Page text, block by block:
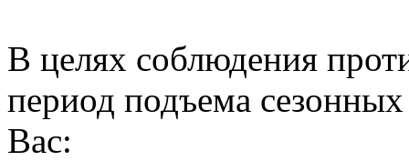
В целях соблюдения
период подъема
Вас: